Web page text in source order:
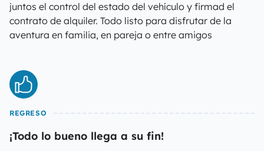
juntos el control del estado del vehículo y firmad el
contrato de alquiler. Todo listo para disfrutar de la
aventura en familia, en pareja o entre amigos
REGRESO
¡Todo lo bueno llega a su fin!